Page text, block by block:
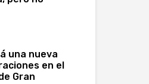
una nueva
en el
Gran